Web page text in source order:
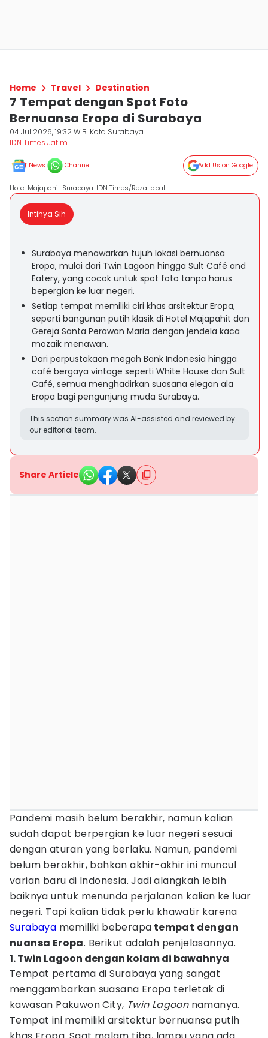
Home Travel Destination
7 Tempat dengan Spot Foto
Bernuansa Eropa di Surabaya
04 Jul 2026, 19:32 WIB Kota Surabaya
IDN Times Jatim
News Channel Add Us on Google
Hotel Majapahit Surabaya. IDN Times/Reza Iqbal
Intinya Sih
Surabaya menawarkan tujuh lokasi bernuansa
Eropa, mulai dari Twin Lagoon hingga Sult Café and
Eatery, yang cocok untuk spot foto tanpa harus
bepergian ke luar negeri.
Setiap tempat memiliki ciri khas arsitektur Eropa,
seperti bangunan putih klasik di Hotel Majapahit dan
Gereja Santa Perawan Maria dengan jendela kaca
mozaik menawan.
Dari perpustakaan megah Bank Indonesia hingga
café bergaya vintage seperti White House dan Sult
Café, semua menghadirkan suasana elegan ala
Eropa bagi pengunjung muda Surabaya.
This section summary was AI-assisted and reviewed by
our editorial team.
Share Article
Pandemi masih belum berakhir, namun kalian
sudah dapat berpergian ke luar negeri sesuai
dengan aturan yang berlaku. Namun, pandemi
belum berakhir, bahkan akhir-akhir ini muncul
varian baru di Indonesia. Jadi alangkah lebih
baiknya untuk menunda perjalanan kalian ke luar
negeri. Tapi kalian tidak perlu khawatir karena
Surabaya memiliki beberapa tempat dengan
nuansa Eropa. Berikut adalah penjelasannya.
1. Twin Lagoon dengan kolam di bawahnya
Tempat pertama di Surabaya yang sangat
menggambarkan suasana Eropa terletak di
kawasan Pakuwon City, Twin Lagoonnamanya.
Tempat ini memiliki arsitektur bernuansa putih